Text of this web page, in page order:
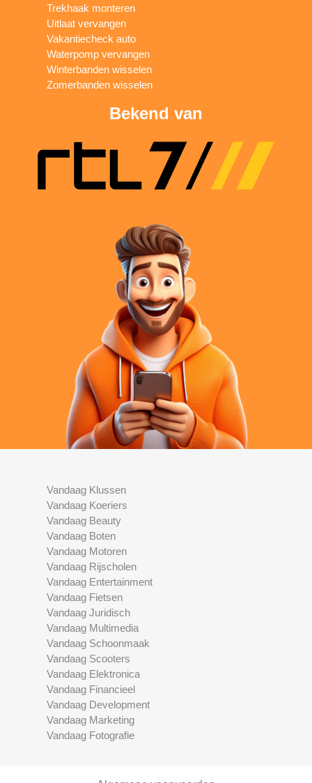
Trekhaak monteren
Uitlaat vervangen
Vakantiecheck auto
Waterpomp vervangen
Winterbanden wisselen
Zomerbanden wisselen
Bekend van
Vandaag Klussen
Vandaag Koeriers
Vandaag Beauty
Vandaag Boten
Vandaag Motoren
Vandaag Rijscholen
Vandaag Entertainment
Vandaag Fietsen
Vandaag Juridisch
Vandaag Multimedia
Vandaag Schoonmaak
Vandaag Scooters
Vandaag Elektronica
Vandaag Financieel
Vandaag Development
Vandaag Marketing
Vandaag Fotografie